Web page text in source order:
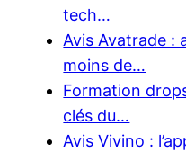
tech…
Avis Avatrade :
moins de…
Formation
clés du…
Avis Vivino :